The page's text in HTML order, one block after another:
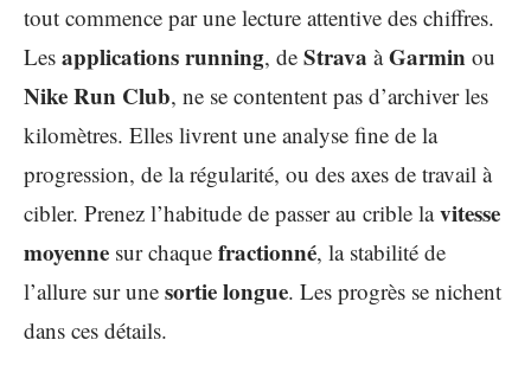
tout commence par une lecture attentive des chiffres.
Les applications running, de Strava àGarmin ou
Nike Run Club, ne se contentent pas d’archiver les
kilomètres. Elles livrent une analyse fine de la
progression, de la régularité, ou des axes de travail à
cibler. Prenez l’habitude de passer au crible lavitesse
moyenne sur chaque fractionné, la stabilité de
l’allure sur une sortie longue. Les progrès se nichent
dans ces détails.